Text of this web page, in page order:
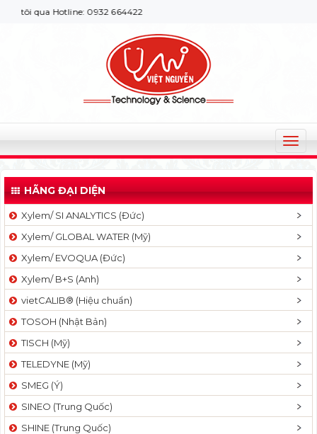
qua Hotline: 0932 664422
T
o
g
l
v
a
t
n
HÃNG ĐẠI DIỆN
Xylem/ SI ANALYTICS (Đức)
Xylem/ GLOBAL WATER (Mỹ)
Xylem/ EVOQUA (Đức)
Xylem/ B+S (Anh)
vietCALIB® (Hiệu chuẩn)
TOSOH (Nhật Bản)
TISCH (Mỹ)
TELEDYNE (Mỹ)
SMEG (Ý)
SINEO (Trung Quốc)
SHINE (Trung Quốc)